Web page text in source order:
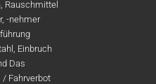
Rauschmittel
-nehmer
Einbruch
Das
/ Fahrverbot